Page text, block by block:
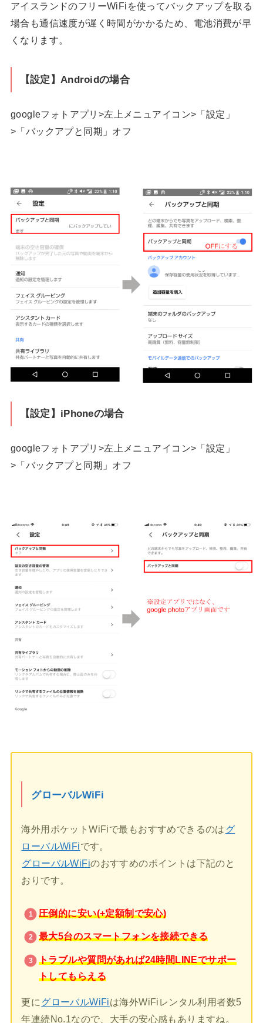
アイスランドのフリーWiFiを使ってバックアップを取る
場合も通信速度が遅く時間がかかるため、電池消費が早
くなります。
【設定】Androidの場合
googleフォトアプリ>左上メニュアイコン>「設定」
>「バックアプと同期」オフ
【設定】iPhoneの場合
googleフォトアプリ>左上メニュアイコン>「設定」
>「バックアプと同期」オフ
グローバルWiFi
海外用ポケットWiFiで最もおすすめできるのは グ
ローバルWiFiです。
グローバルWiFiのおすすめのポイントは下記のと
おりです。
圧倒的に安い(+定額制で安心)
最大5台のスマートフォンを接続できる
トラブルや質問があれば24時間LINEでサポー
トしてもらえる
更に グローバルWiFiは海外WiFiレンタル利用者数5
年連続No.1なので、大手の安心感もありますね。